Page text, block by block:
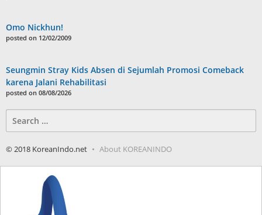
Omo Nickhun!
posted on 12/02/2009
Seungmin Stray Kids Absen di Sejumlah Promosi Comeback
karena Jalani Rehabilitasi
posted on 08/08/2026
for:
© 2018 KoreanIndo.net About KOREANINDO